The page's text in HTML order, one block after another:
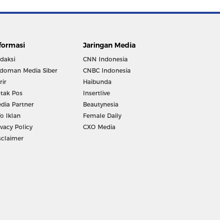
Media Siber
Pos
Partner
Iklan
Policy
Jaringan Media
CNN Indonesia
CNBC Indonesia
Haibunda
Insertlive
Beautynesia
Female Daily
CXO Media